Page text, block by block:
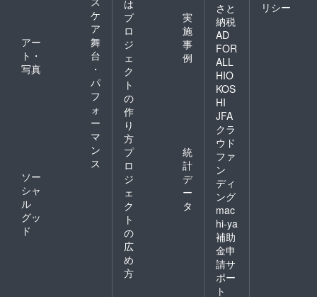
ケ
ア
アー
ト・
写真
舞
台
・
パ
フ
ォ
ー
マ
ン
ス
ソー
シャ
ル
グッ
ド
は
プ
ロ
ジ
ェ
ク
ト
の
作
り
方
実
施
事
例
プ
ロ
ジ
ェ
ク
ト
の
広
め
方
統
計
デ
ー
タ
さと
納税
AD
FOR
ALL
HIO
KOS
HI
JFA
クラ
ウド
ファ
ン
ディ
ング
mac
hi-ya
補助
金申
請サ
ポー
ト
リシー